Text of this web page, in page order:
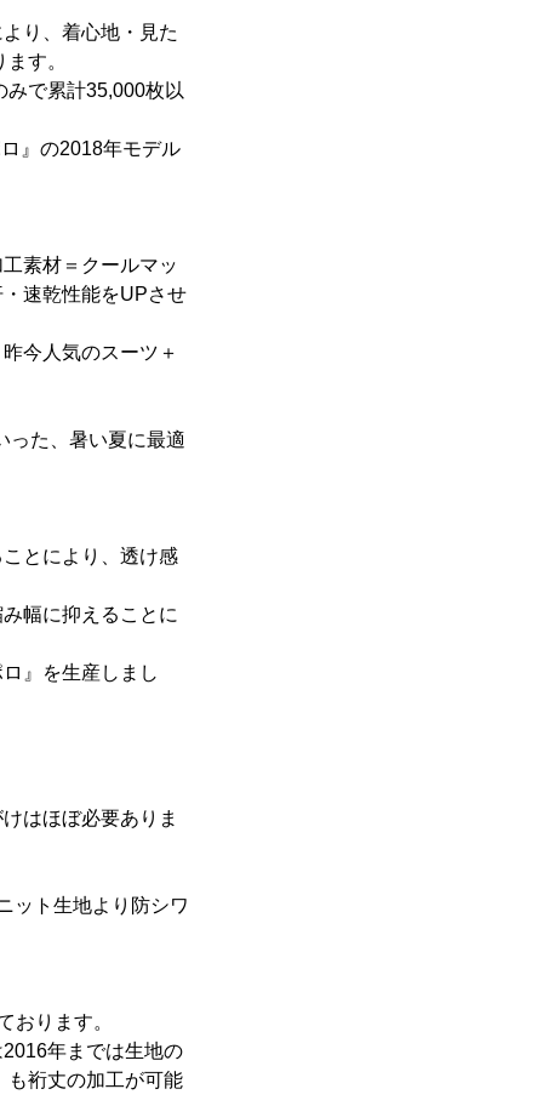
り、着心地・見た
す。
で累計35,000枚以
』の2018年モデル
素材＝クールマッ
速乾性能をUPさせ
今人気のスーツ＋
った、暑い夏に最適
とにより、透け感
幅に抑えることに
』を生産しまし
はほぼ必要ありま
ット生地より防シワ
おります。
年までは生地の
も裄丈の加工が可能